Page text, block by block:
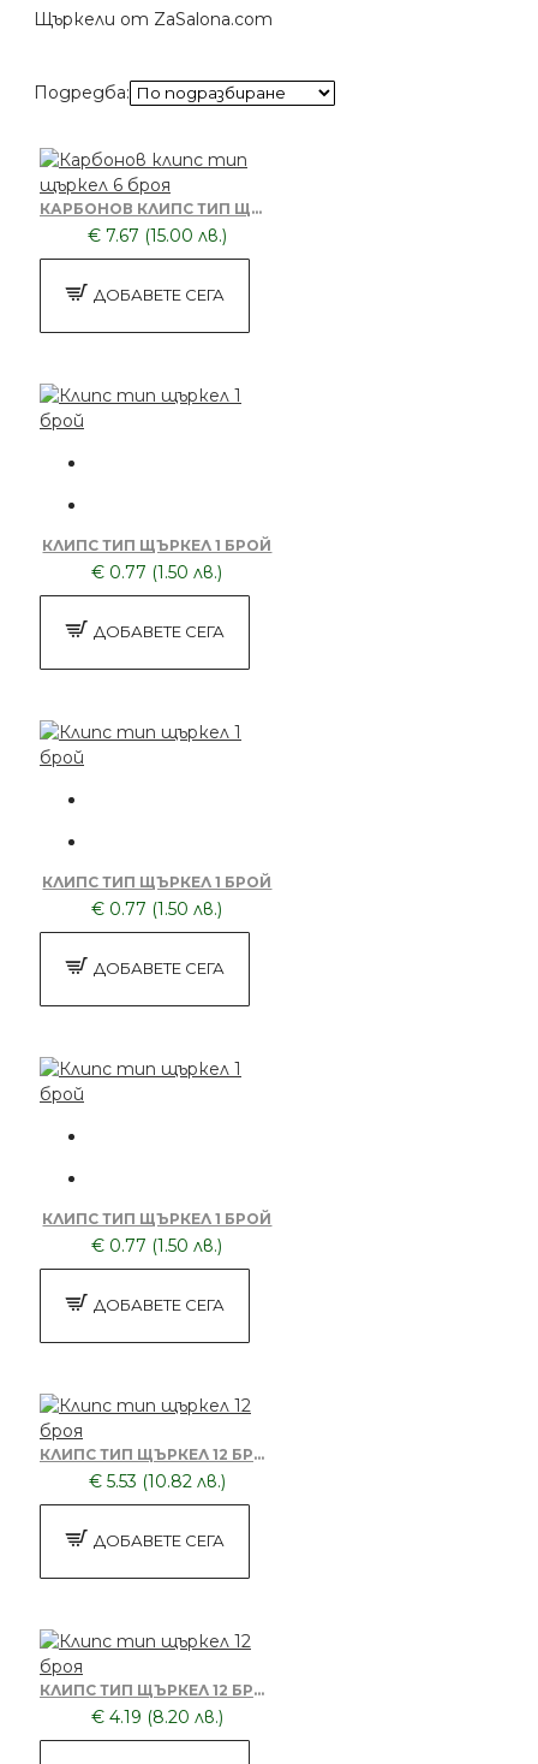
Щъркели от ZaSalona.com
Подредба:
КАРБОНОВ КЛИПС ТИП ЩЪРКЕЛ 6 БРОЯ
€ 7.67 (15.00 лв.)
ДОБАВЕТЕ СЕГА
КЛИПС ТИП ЩЪРКЕЛ 1 БРОЙ
€ 0.77 (1.50 лв.)
ДОБАВЕТЕ СЕГА
КЛИПС ТИП ЩЪРКЕЛ 1 БРОЙ
€ 0.77 (1.50 лв.)
ДОБАВЕТЕ СЕГА
КЛИПС ТИП ЩЪРКЕЛ 1 БРОЙ
€ 0.77 (1.50 лв.)
ДОБАВЕТЕ СЕГА
КЛИПС ТИП ЩЪРКЕЛ 12 БРОЯ
€ 5.53 (10.82 лв.)
ДОБАВЕТЕ СЕГА
КЛИПС ТИП ЩЪРКЕЛ 12 БРОЯ
€ 4.19 (8.20 лв.)